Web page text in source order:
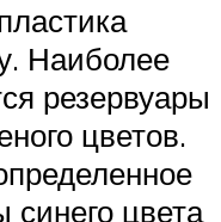
Наиболее
резервуары
цветов.
синего цвета